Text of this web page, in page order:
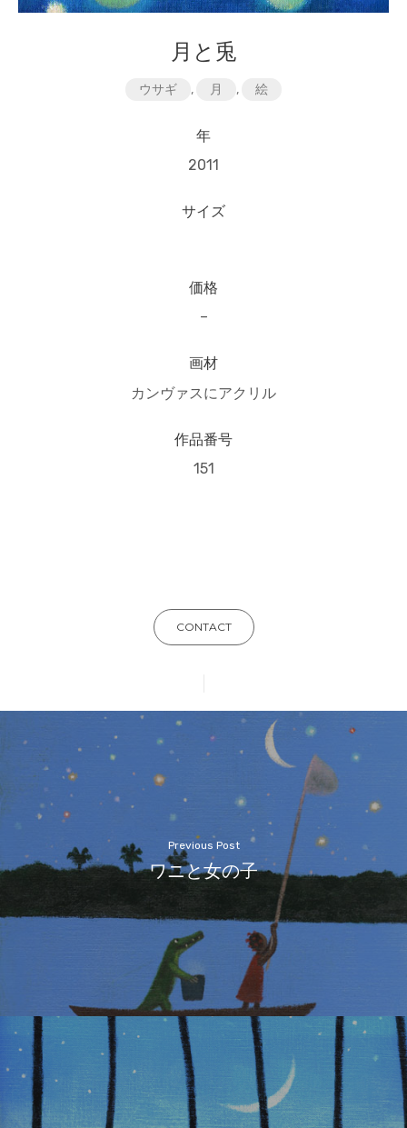
月と兎
ウサギ , 月 , 絵
年
2011
サイズ
価格
–
画材
カンヴァスにアクリル
作品番号
151
CONTACT
Previous Post
ワニと女の子